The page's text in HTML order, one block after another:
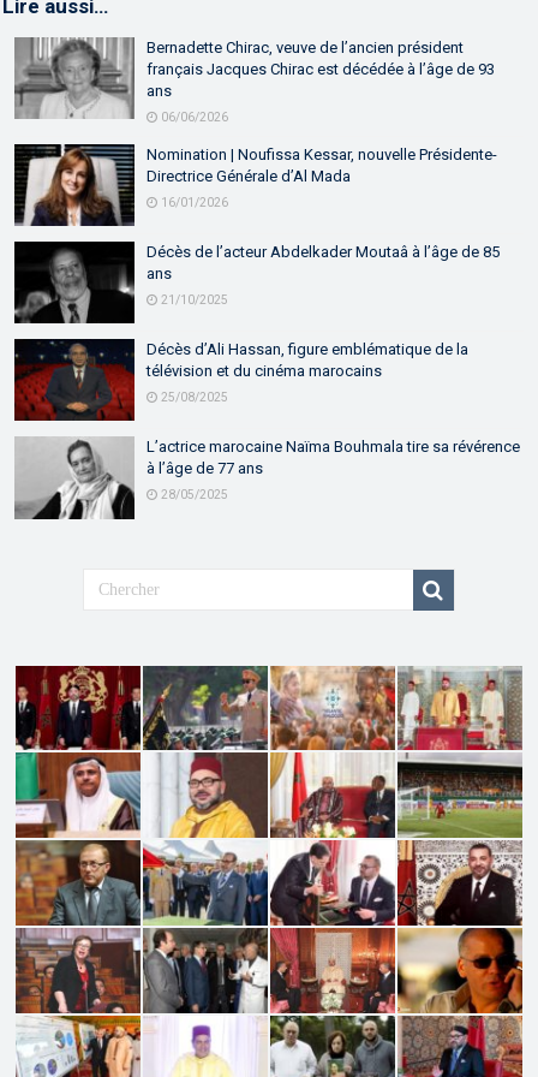
Lire aussi…
Bernadette Chirac, veuve de l’ancien président
français Jacques Chirac est décédée à l’âge de 93
ans
06/06/2026
Nomination | Noufissa Kessar, nouvelle Présidente-
Directrice Générale d’Al Mada
16/01/2026
Décès de l’acteur Abdelkader Moutaâ à l’âge de 85
ans
21/10/2025
Décès d’Ali Hassan, figure emblématique de la
télévision et du cinéma marocains
25/08/2025
L’actrice marocaine Naïma Bouhmala tire sa révérence
à l’âge de 77 ans
28/05/2025